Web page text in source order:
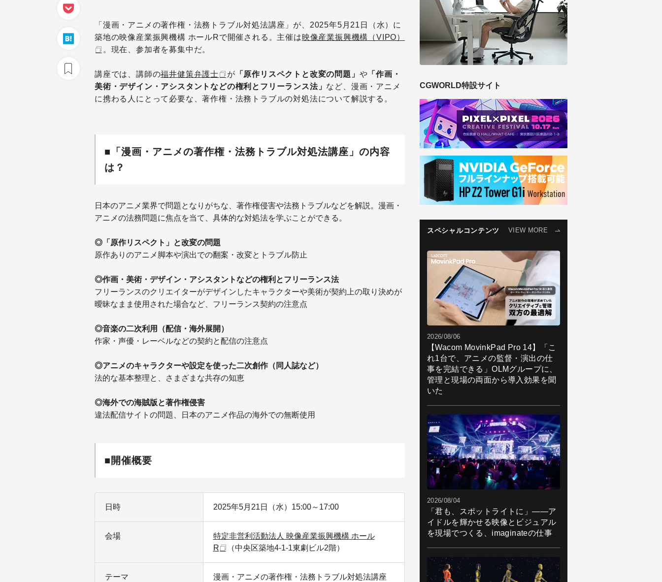
「漫画・アニメの著作権・法務トラブル対処法講座」が、2025年5月21日（水）に
築地の映像産業振興機構 ホールRで開催される。主催は映像産業振興機構（VIPO）
。現在、参加者を募集中だ。
講座では、講師の福井健策弁護士 が 「原作リスペクトと改変の問題」 や 「作画・
美術・デザイン・アシスタントなどの権利とフリーランス法」 など、漫画・アニメ
に携わる人にとって必要な、著作権・法務トラブルの対処法について解説する。
■「漫画・アニメの著作権・法務トラブル対処法講座」の内容
は？
日本のアニメ業界で問題となりがちな、著作権侵害や法務トラブルなどを解説。漫画・
アニメの法務問題に焦点を当て、具体的な対処法を学ぶことができる。
◎ 「原作リスペクト」と改変の問題
原作ありのアニメ脚本や演出での翻案・改変とトラブル防止
◎作画・美術・デザイン・アシスタントなどの権利とフリーランス法
フリーランスのクリエイターがデザインしたキャラクターや美術が契約上の取り決めが
曖昧なまま使用された場合など、フリーランス契約の注意点
◎音楽の二次利用（配信・海外展開 ）
作家・声優・レーベルなどの契約と配信の注意点
◎アニメのキャラクターや設定を使った二次創作（同人誌など）
法的な基本整理と、さまざまな共存の知恵
◎海外での海賊版と著作権侵害
違法配信サイトの問題、日本のアニメ作品の海外での無断使用
■開催概要
日時 2025年5月21日（水）15:00～17:00
会場
特定非営利活動法人 映像産業振興機構 ホール
R
（中央区築地4-1-1東劇ビル2階）
テーマ 漫画・アニメの著作権・法務トラブル対処法講座
CGWORLD特設サイト
スペシャルコンテンツ VIEW MORE
2026/08/06
【Wacom MovinkPad Pro 14】「こ
れ1台で、アニメの監督・演出の仕
事を完結できる」OLMグループに、
管理と現場の両面から導入効果を聞
いた
2026/08/04
「君も、スポットライトに」――ア
イドルを輝かせる映像とビジュアル
を現場でつくる、imaginateの仕事